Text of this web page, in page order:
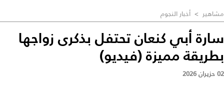
مشاهير > أخبار النجوم
سارة أبي كنعان تحتفل بذكرى زواجها
بطريقة مميزة (فيديو)
02 حزيران 2026